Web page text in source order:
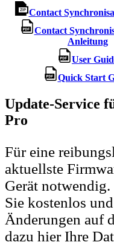
Contact
Contact
Anleitung
User
Quick Start
Update-Service
Pro
Für eine
aktuellste
Gerät
Sie kostenlos
Änderungen auf
dazu hier Ihre